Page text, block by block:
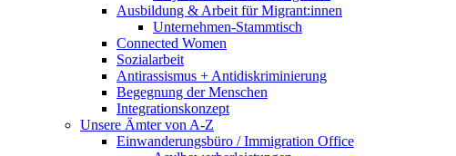
Ausbildung & Arbeit für Migrant:innen
Unternehmen-Stammtisch
Connected Women
Sozialarbeit
Antirassismus + Antidiskriminierung
Begegnung der Menschen
Integrationskonzept
Unsere Ämter von A-Z
Einwanderungsbüro / Immigration Office